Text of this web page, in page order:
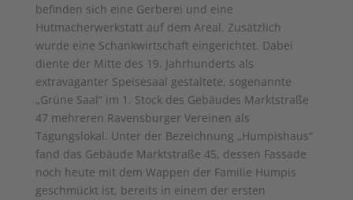
befinden sich eine Gerberei und eine
Hutmacherwerkstatt auf dem Areal. Zusätzlich
wurde eine Schankwirtschaft eingerichtet. Dabei
diente der Mitte des 19. Jahrhunderts als
extravaganter Speisesaal gestaltete, sogenannte
„Grüne Saal“ im 1. Stock des Gebäudes Marktstraße
47 mehreren Ravensburger Vereinen als
Tagungslokal. Unter der Bezeichnung „Humpishaus“
fand das Gebäude Marktstraße 45, dessen Fassade
noch heute mit dem Wappen der Familie Humpis
geschmückt ist, bereits in einem der ersten